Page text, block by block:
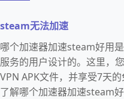
steam无法加速
哪个加速器加速steam好用
服务的用户设计的。这里，
VPN APK文件，并享受7天
了解哪个加速器加速steam